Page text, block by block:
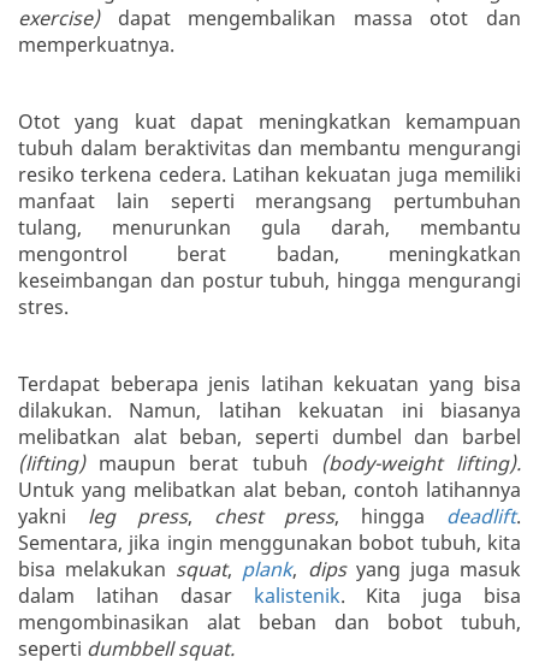
exercise)dapat mengembalikan massa otot dan
memperkuatnya.
Otot yang kuat dapat meningkatkan kemampuan
tubuh dalam beraktivitas dan membantu mengurangi
resiko terkena cedera. Latihan kekuatan juga memiliki
manfaat lain seperti merangsang pertumbuhan
tulang, menurunkan gula darah, membantu
mengontrol berat badan, meningkatkan
keseimbangan dan postur tubuh, hingga mengurangi
stres.
Terdapat beberapa jenis latihan kekuatan yang bisa
dilakukan. Namun, latihan kekuatan ini biasanya
melibatkan alat beban, seperti dumbel dan barbel
(lifting)maupun berat tubuh (body-weight lifting).
Untuk yang melibatkan alat beban, contoh latihannya
yakni leg press, chest press, hingga deadlift.
Sementara, jika ingin menggunakan bobot tubuh, kita
bisa melakukan squat, plank, dipsyang juga masuk
dalam latihan dasar kalistenik. Kita juga bisa
mengombinasikan alat beban dan bobot tubuh,
seperti dumbbell squat.